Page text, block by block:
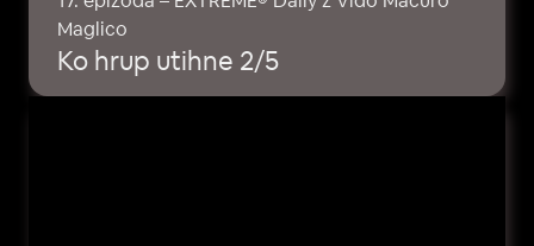
Maglico
Ko hrup utihne 2/5